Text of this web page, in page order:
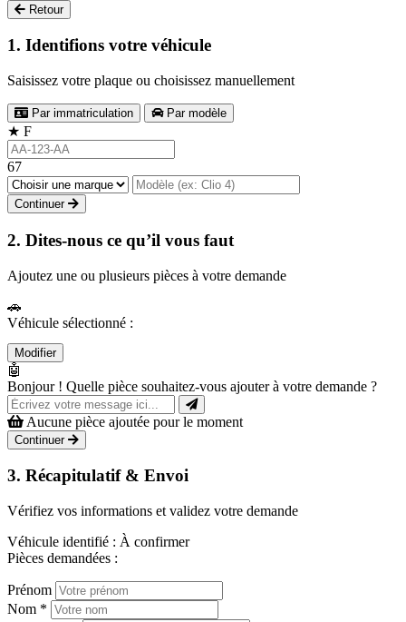
Retour
1. Identifions votre véhicule
Saisissez votre plaque ou choisissez manuellement
Par immatriculation Par modèle
★ F
67
Continuer
2. Dites-nous ce qu’il vous faut
Ajoutez une ou plusieurs pièces à votre demande
🚗
Véhicule sélectionné :
Modifier
🤖
Bonjour ! Quelle pièce souhaitez-vous ajouter à votre demande ?
Aucune pièce ajoutée pour le moment
Continuer
3. Récapitulatif & Envoi
Vérifiez vos informations et validez votre demande
Véhicule identifié : À confirmer
Pièces demandées :
Prénom
Nom *